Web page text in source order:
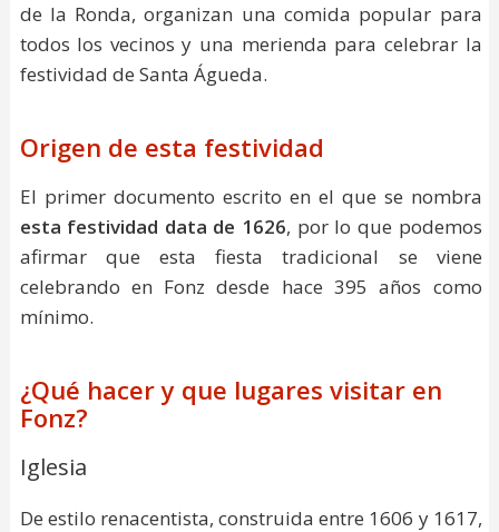
de la Ronda, organizan una comida popular para
todos los vecinos y una merienda para celebrar la
festividad de Santa Águeda.
Origen de esta festividad
El primer documento escrito en el que se nombra
esta festividad data de 1626, por lo que podemos
afirmar que esta fiesta tradicional se viene
celebrando en Fonz desde hace 395 años como
mínimo.
¿Qué hacer y que lugares visitar en
Fonz?
Iglesia
De estilo renacentista, construida entre 1606 y 1617,